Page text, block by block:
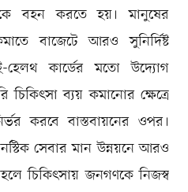
বহন করতে হয়। মানুষের
বাজেটে আরও সুনির্দিষ্ট
কার্ডের মতো উদ্যোগ
ব্যয় কমানোর ক্ষেত্রে
করবে বাস্তবায়নের ওপর।
সেবার মান উন্নয়নে আরও
চিকিৎসায় জনগণকে নিজস্ব